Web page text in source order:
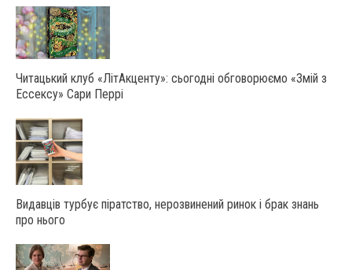
Читацький клуб «ЛітАкценту»: сьогодні обговорюємо «Змій з
Ессексу» Сари Перрі
Видавців турбує піратство, нерозвинений ринок і брак знань
про нього